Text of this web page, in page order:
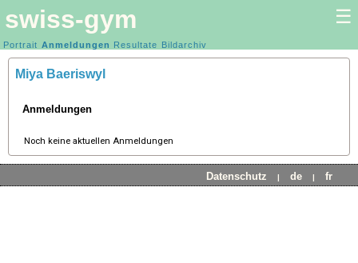
swiss-gym ☰
Kunstturnen Frauen | Kunstturnen Männer
Portrait Anmeldungen Resultate Bildarchiv
Miya Baeriswyl
Anmeldungen
Noch keine aktuellen Anmeldungen
Datenschutz | de | fr